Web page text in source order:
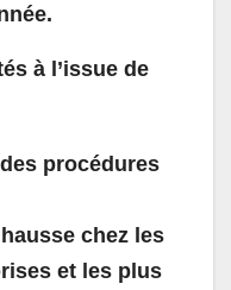
à l’issue de
procédures
chez les
et les plus